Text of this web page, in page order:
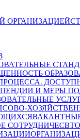
И МЕРЫ
СОТРУДНИЧЕСВТО